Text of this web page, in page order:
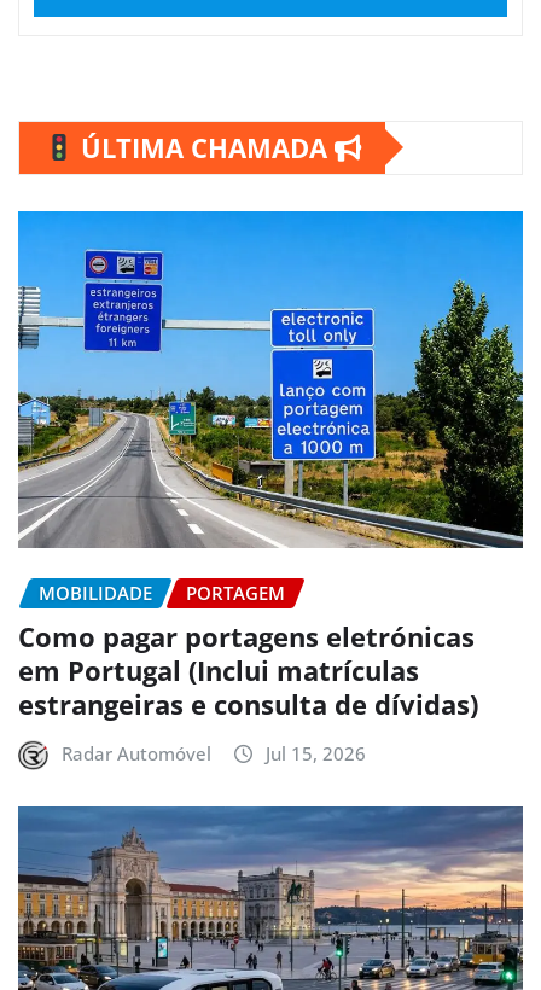
ÚLTIMA CHAMADA
MOBILIDADE PORTAGEM
Como pagar portagens eletrónicas
em Portugal (Inclui matrículas
estrangeiras e consulta de dívidas)
Radar Automóvel Jul 15, 2026